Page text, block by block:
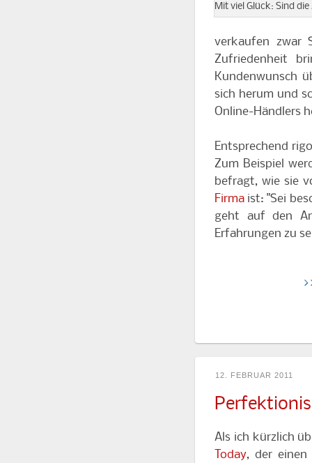
Mit viel Glück: Sind
verkaufen zwar
Zufriedenheit
Kundenwunsch
sich herum und
Online-Händlers
Entsprechend
Zum Beispiel
befragt, wie sie
Firma ist: "Sei
geht auf den
Erfahrungen zu
12. FEBRUAR 2011
Als ich kürzlich
Today, der einen